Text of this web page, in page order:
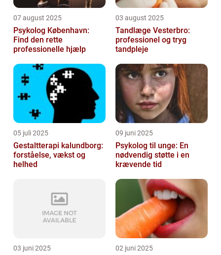
07 august 2025
Psykolog København:
Find den rette
professionelle hjælp
03 august 2025
Tandlæge Vesterbro:
professionel og tryg
tandpleje
05 juli 2025
Gestaltterapi kalundborg:
forståelse, vækst og
helhed
09 juni 2025
Psykolog til unge: En
nødvendig støtte i en
krævende tid
03 juni 2025 02 juni 2025